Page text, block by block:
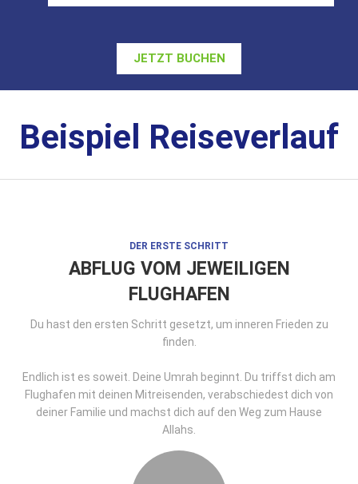
JETZT BUCHEN
Beispiel Reiseverlauf
DER ERSTE SCHRITT
ABFLUG VOM JEWEILIGEN
FLUGHAFEN
Du hast den ersten Schritt gesetzt, um inneren Frieden zu
finden.
Endlich ist es soweit. Deine Umrah beginnt. Du triffst dich am
Flughafen mit deinen Mitreisenden, verabschiedest dich von
deiner Familie und machst dich auf den Weg zum Hause
Allahs.